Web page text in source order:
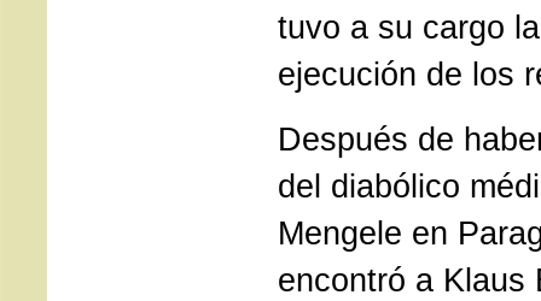
tuvo a su cargo
ejecución de los
Después de
del diabólico
Mengele en
encontró a Klaus